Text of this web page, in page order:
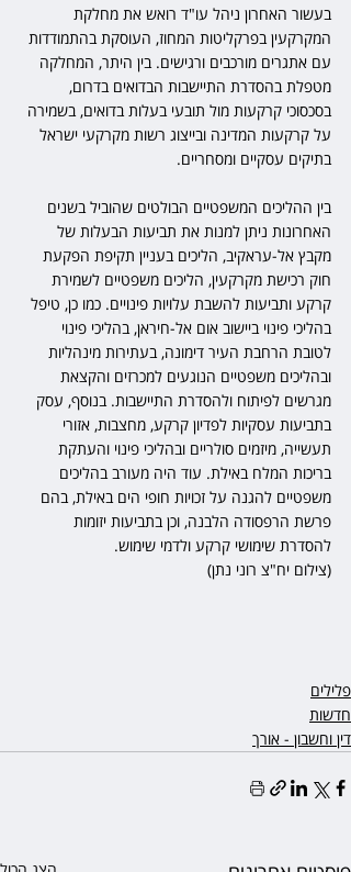
בעשור האחרון ניהל עו"ד רואש את מחלקת
המקרקעין בפרקליטות המחוז, העוסקת בהתמודדות
עם אתגרים מורכבים ורגישים. בין היתר, המחלקה
מטפלת בהסדרת התיישבות הבדואים בדרום,
בסכסוכי קרקעות מול תובעי בעלות בדואים, בשמירה
על קרקעות המדינה ובייצוג רשות מקרקעי ישראל
בתיקים עסקיים ומסחריים.
בין ההליכים המשפטיים הבולטים שהוביל בשנים
האחרונות ניתן למנות את תביעות הבעלות של
מקבץ אל-עראקיב, הליכים בעניין תקיפת הפקעת
חוק רכישת מקרקעין, הליכים משפטיים לשמירת
קרקע ותביעות להשבת עלויות פינויים. כמו כן, טיפל
בהליכי פינוי ביישוב אום אל-חיראן, בהליכי פינוי
לטובת הרחבת העיר דימונה, בעתירות מינהליות
ובהליכים משפטיים הנוגעים למכרזים והקצאת
מגרשים לפיתוח ולהסדרת התיישבות. בנוסף, עסק
בתביעות עסקיות לפדיון קרקע, מחצבות, אזורי
תעשייה, מיזמים סולריים ובהליכי פינוי והעתקת
בריכות המלח באילת. עוד היה מעורב בהליכים
משפטיים להגנה על זכויות חופי הים באילת, בהם
פרשת הרפסודה הלבנה, וכן בתביעות יזומות
להסדרת שימושי קרקע ולדמי שימוש.
(צילום יח"צ רוני נתן)
פלילים
חדשות
דין וחשבון - אורך